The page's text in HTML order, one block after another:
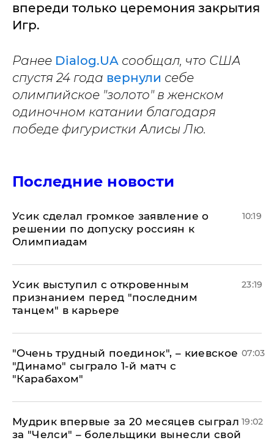
впереди только церемония закрытия
Игр.
Ранее Dialog.UA сообщал, что США
спустя 24 года вернули себе
олимпийское "золото" в женском
одиночном катании благодаря
победе фигуристки Алисы Лю.
Последние новости
Усик сделал громкое заявление о
решении по допуску россиян к
Олимпиадам
10:19
Усик выступил с откровенным
признанием перед "последним
танцем" в карьере
23:19
"Очень трудный поединок", – киевское
"Динамо" сыграло 1-й матч с
"Карабахом"
07:03
Мудрик впервые за 20 месяцев сыграл
за "Челси" – болельщики вынесли свой
19:02